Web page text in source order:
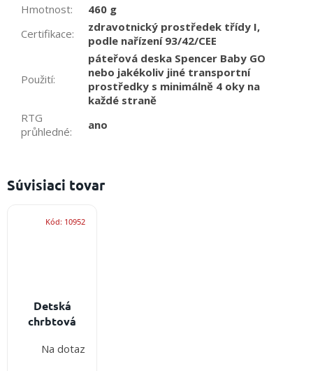
Súvisiaci tovar
Detská
chrbtová
Spencer
Na dotaz
Kód: 10952
Hmotnost:
460 g
Certifikace:
zdravotnický prostředek třídy I,
podle nařízení 93/42/CEE
Použití:
páteřová deska Spencer Baby GO
nebo jakékoliv jiné transportní
prostředky s minimálně 4 oky na
každé straně
RTG
průhledné: ano